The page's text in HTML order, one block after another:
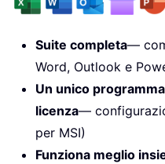
Suite completa—
Word, Outlook e
Un unico
licenza—
per MSI)
Funziona meglio